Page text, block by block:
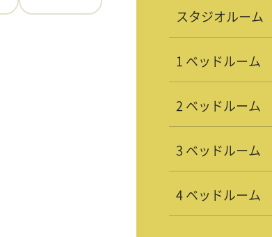
スタジオルーム
1 ベッドルーム
2 ベッドルーム
3 ベッドルーム
4 ベッドルーム